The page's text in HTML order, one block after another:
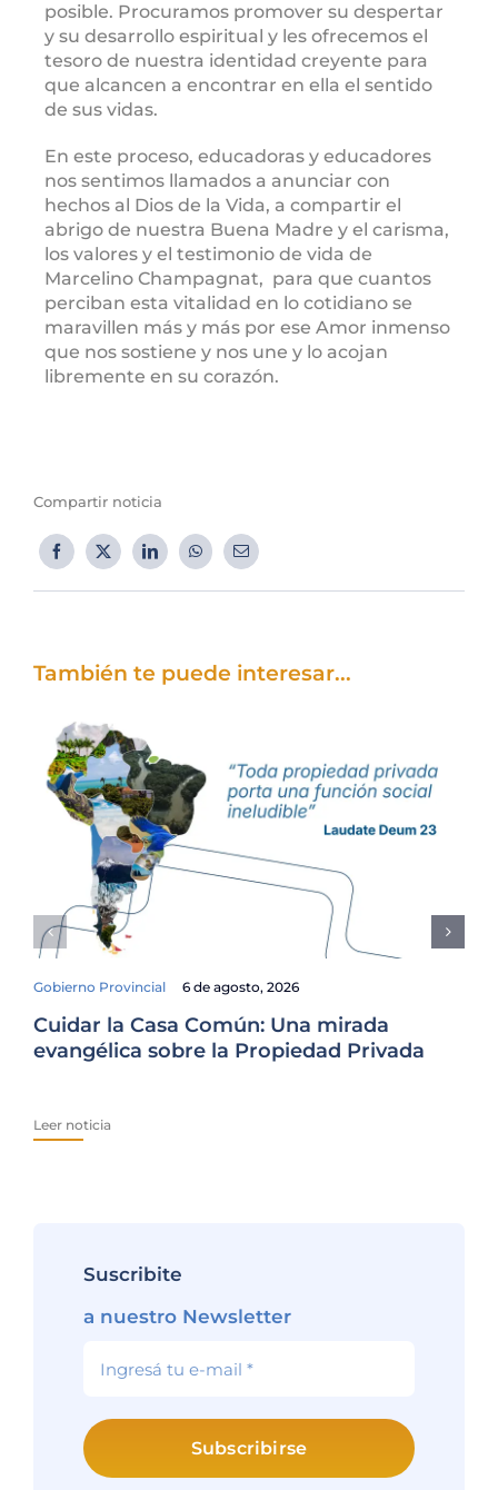
posible. Procuramos promover su despertar
y su desarrollo espiritual y les ofrecemos el
tesoro de nuestra identidad creyente para
que alcancen a encontrar en ella el sentido
de sus vidas.
En este proceso, educadoras y educadores
nos sentimos llamados a anunciar con
hechos al Dios de la Vida, a compartir el
abrigo de nuestra Buena Madre y el carisma,
los valores y el testimonio de vida de
Marcelino Champagnat, para que cuantos
perciban esta vitalidad en lo cotidiano se
maravillen más y más por ese Amor inmenso
que nos sostiene y nos une y lo acojan
libremente en su corazón.
Compartir noticia
También te puede interesar...
Gobierno Provincial 6 de agosto, 2026
Cuidar la Casa Común: Una mirada
evangélica sobre la Propiedad Privada
Leer noticia
Suscribite
a nuestro Newsletter
Subscribirse